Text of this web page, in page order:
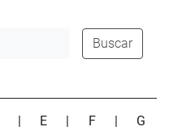
Buscar
| E | F | G